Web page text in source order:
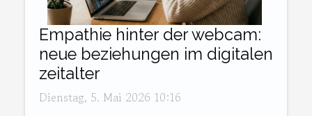
Empathie hinter der webcam:
neue beziehungen im digitalen
zeitalter
Dienstag, 5. Mai 2026 10:16